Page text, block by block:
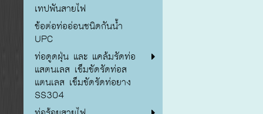
เทปพันสายไฟ
ข้อต่อท่ออ่อนชนิดกันน้ำ
UPC
ท่อดูดฝุ่น และ แคล้มรัดท่อ
แสตนเลส เข็มขัดรัดท่อส
แตนเลส เข็มขัดรัดท่อยาง
SS304